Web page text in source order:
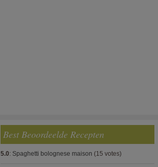
Best Beoordeelde Recepten
5.0: Spaghetti bolognese maison (15 votes)